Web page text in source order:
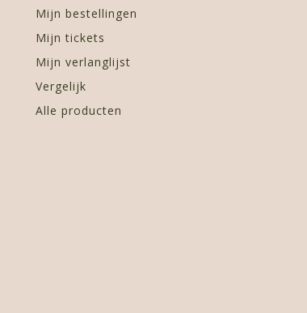
Mijn bestellingen
Mijn tickets
Mijn verlanglijst
Vergelijk
Alle producten